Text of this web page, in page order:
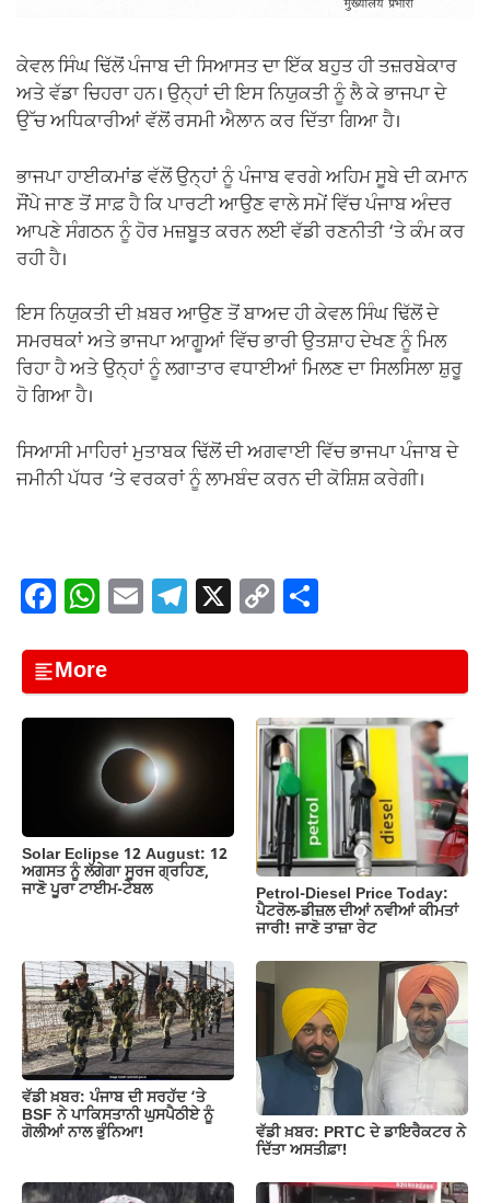
ਕੇਵਲ ਸਿੰਘ ਢਿੱਲੋਂ ਪੰਜਾਬ ਦੀ ਸਿਆਸਤ ਦਾ ਇੱਕ ਬਹੁਤ ਹੀ ਤਜ਼ਰਬੇਕਾਰ
ਅਤੇ ਵੱਡਾ ਚਿਹਰਾ ਹਨ। ਉਨ੍ਹਾਂ ਦੀ ਇਸ ਨਿਯੁਕਤੀ ਨੂੰ ਲੈ ਕੇ ਭਾਜਪਾ ਦੇ
ਉੱਚ ਅਧਿਕਾਰੀਆਂ ਵੱਲੋਂ ਰਸਮੀ ਐਲਾਨ ਕਰ ਦਿੱਤਾ ਗਿਆ ਹੈ।
ਭਾਜਪਾ ਹਾਈਕਮਾਂਡ ਵੱਲੋਂ ਉਨ੍ਹਾਂ ਨੂੰ ਪੰਜਾਬ ਵਰਗੇ ਅਹਿਮ ਸੂਬੇ ਦੀ ਕਮਾਨ
ਸੌਂਪੇ ਜਾਣ ਤੋਂ ਸਾਫ਼ ਹੈ ਕਿ ਪਾਰਟੀ ਆਉਣ ਵਾਲੇ ਸਮੇਂ ਵਿੱਚ ਪੰਜਾਬ ਅੰਦਰ
ਆਪਣੇ ਸੰਗਠਨ ਨੂੰ ਹੋਰ ਮਜ਼ਬੂਤ ਕਰਨ ਲਈ ਵੱਡੀ ਰਣਨੀਤੀ ‘ਤੇ ਕੰਮ ਕਰ
ਰਹੀ ਹੈ।
ਇਸ ਨਿਯੁਕਤੀ ਦੀ ਖ਼ਬਰ ਆਉਣ ਤੋਂ ਬਾਅਦ ਹੀ ਕੇਵਲ ਸਿੰਘ ਢਿੱਲੋਂ ਦੇ
ਸਮਰਥਕਾਂ ਅਤੇ ਭਾਜਪਾ ਆਗੂਆਂ ਵਿੱਚ ਭਾਰੀ ਉਤਸ਼ਾਹ ਦੇਖਣ ਨੂੰ ਮਿਲ
ਰਿਹਾ ਹੈ ਅਤੇ ਉਨ੍ਹਾਂ ਨੂੰ ਲਗਾਤਾਰ ਵਧਾਈਆਂ ਮਿਲਣ ਦਾ ਸਿਲਸਿਲਾ ਸ਼ੁਰੂ
ਹੋ ਗਿਆ ਹੈ।
ਸਿਆਸੀ ਮਾਹਿਰਾਂ ਮੁਤਾਬਕ ਢਿੱਲੋਂ ਦੀ ਅਗਵਾਈ ਵਿੱਚ ਭਾਜਪਾ ਪੰਜਾਬ ਦੇ
ਜਮੀਨੀ ਪੱਧਰ ‘ਤੇ ਵਰਕਰਾਂ ਨੂੰ ਲਾਮਬੰਦ ਕਰਨ ਦੀ ਕੋਸ਼ਿਸ਼ ਕਰੇਗੀ।
F
c
e
k
W
at
s
A
p
p
E T
gr
a
X C
y
Li
n
k
e
More
Solar Eclipse 12 August: 12
ਅਗਸਤ ਨੂੰ ਲੱਗੇਗਾ ਸੂਰਜ ਗ੍ਰਹਿਣ,
ਜਾਣੋ ਪੂਰਾ ਟਾਈਮ-ਟੇਬਲ
Petrol-Diesel Price Today:
ਪੈਟਰੋਲ-ਡੀਜ਼ਲ ਦੀਆਂ ਨਵੀਆਂ ਕੀਮਤਾਂ
ਜਾਰੀ! ਜਾਣੋ ਤਾਜ਼ਾ ਰੇਟ
ਵੱਡੀ ਖ਼ਬਰ: ਪੰਜਾਬ ਦੀ ਸਰਹੱਦ ‘ਤੇ
BSF ਨੇ ਪਾਕਿਸਤਾਨੀ ਘੁਸਪੈਠੀਏ ਨੂੰ
ਗੋਲੀਆਂ ਨਾਲ ਭੁੰਨਿਆ!
ਵੱਡੀ ਖ਼ਬਰ: PRTC ਦੇ ਡਾਇਰੈਕਟਰ ਨੇ
ਦਿੱਤਾ ਅਸਤੀਫ਼ਾ!